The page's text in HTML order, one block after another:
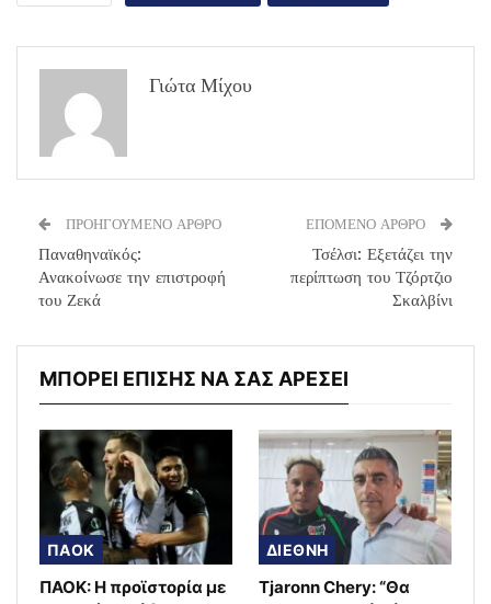
Γιώτα Μίχου
ΠΡΟΗΓΟΥΜΕΝΟ ΑΡΘΡΟ
Παναθηναϊκός:
Ανακοίνωσε την επιστροφή
του Ζεκά
ΕΠΟΜΕΝΟ ΑΡΘΡΟ
Τσέλσι: Εξετάζει την
περίπτωση του Τζόρτζιο
Σκαλβίνι
ΜΠΟΡΕΙ ΕΠΙΣΗΣ ΝΑ ΣΑΣ ΑΡΕΣΕΙ
ΠΑΟΚ
ΠΑΟΚ: Η προϊστορία με
ΔΙΕΘΝΗ
Tjaronn Chery: “Θα